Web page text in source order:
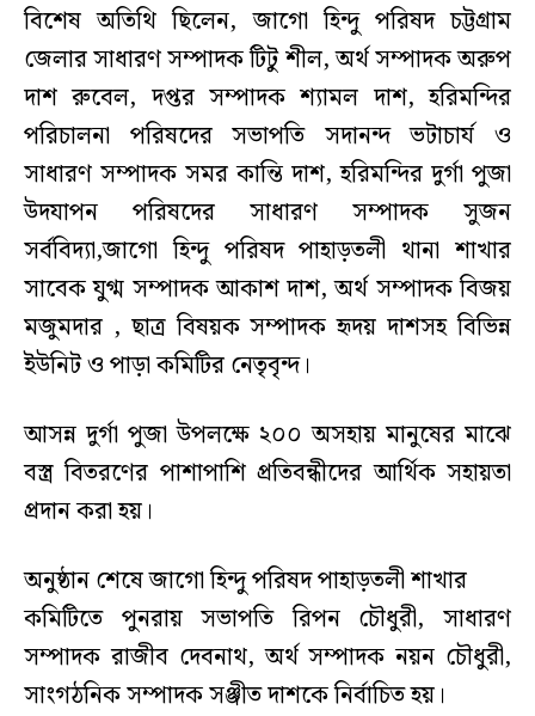
বিশেষ অতিথি ছিলেন, জাগো হিন্দু পরিষদ চট্টগ্রাম
জেলার সাধারণ সম্পাদক টিটু শীল, অর্থ সম্পাদক অরুপ
দাশ রুবেল, দপ্তর সম্পাদক শ্যামল দাশ, হরিমন্দির
পরিচালনা পরিষদের সভাপতি সদানন্দ ভটাচার্য ও
সাধারণ সম্পাদক সমর কান্তি দাশ, হরিমন্দির দুর্গা পুজা
উদযাপন পরিষদের সাধারণ সম্পাদক সুজন
সর্ববিদ্যা,জাগো হিন্দু পরিষদ পাহাড়তলী থানা শাখার
সাবেক যুগ্ম সম্পাদক আকাশ দাশ, অর্থ সম্পাদক বিজয়
মজুমদার , ছাত্র বিষয়ক সম্পাদক হৃদয় দাশসহ বিভিন্ন
ইউনিট ও পাড়া কমিটির নেতৃবৃন্দ।
আসন্ন দুর্গা পুজা উপলক্ষে ২০০ অসহায় মানুষের মাঝে
বস্ত্র বিতরণের পাশাপাশি প্রতিবন্ধীদের আর্থিক সহায়তা
প্রদান করা হয়।
অনুষ্ঠান শেষে জাগো হিন্দু পরিষদ পাহাড়তলী শাখার
কমিটিতে পুনরায় সভাপতি রিপন চৌধুরী, সাধারণ
সম্পাদক রাজীব দেবনাথ, অর্থ সম্পাদক নয়ন চৌধুরী,
সাংগঠনিক সম্পাদক সঞ্জীত দাশকে নির্বাচিত হয়।